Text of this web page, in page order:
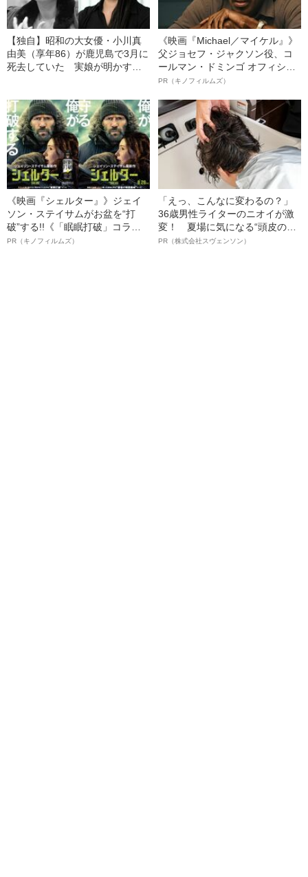
【独自】昭和の大女優・小川真
由美（享年86）が鹿児島で3月に
死去していた 実娘が明かす
《映画『Michael／マイケル』》
父ジョセフ・ジャクソン役、コ
ールマン・ドミンゴ オフィシャ
ルインタビュー“観客を魅了した
語る”《日本興収70億円突破》
PR（キノフィルムズ）
《映画『シェルター』》ジェイ
ソン・ステイサムがお盆を“打
破”する!!《「眠眠打破」コラ
ボ》
PR（キノフィルムズ）
「えっ、こんなに変わるの？」
36歳男性ライターのニオイが激
変！ 夏場に気になる“頭皮のニ
オイ”や“ベタつき”を解消す
PR（株式会社スヴェンソン）